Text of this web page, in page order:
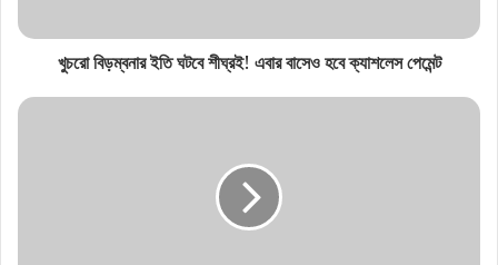
খুচরো বিড়ম্বনার ইতি ঘটবে শীঘ্রই! এবার বাসেও হবে ক্যাশলেস পেমেন্ট